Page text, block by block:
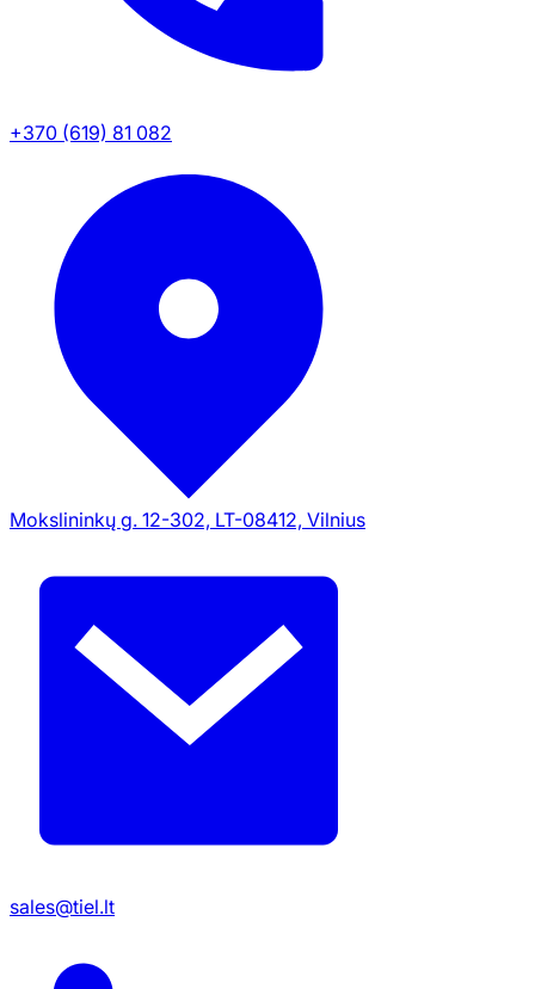
+370 (619) 81 082
Mokslininkų g. 12-302, LT-08412, Vilnius
sales@tiel.lt